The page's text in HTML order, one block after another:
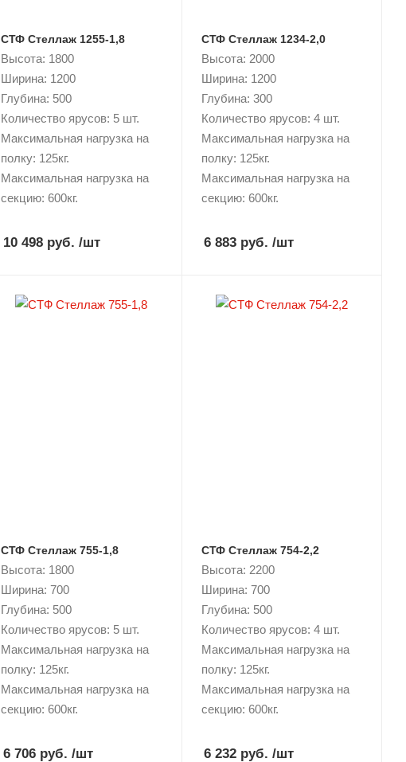
СТФ Стеллаж 1255-1,8
Высота: 1800
Ширина: 1200
Глубина: 500
Количество ярусов: 5 шт.
Максимальная нагрузка на
полку: 125кг.
Максимальная нагрузка на
секцию: 600кг.
10 498 руб. /шт
СТФ Стеллаж 1234-2,0
Высота: 2000
Ширина: 1200
Глубина: 300
Количество ярусов: 4 шт.
Максимальная нагрузка на
полку: 125кг.
Максимальная нагрузка на
секцию: 600кг.
6 883 руб. /шт
СТФ Стеллаж 755-1,8
Высота: 1800
Ширина: 700
Глубина: 500
Количество ярусов: 5 шт.
Максимальная нагрузка на
полку: 125кг.
Максимальная нагрузка на
секцию: 600кг.
6 706 руб. /шт
СТФ Стеллаж 754-2,2
Высота: 2200
Ширина: 700
Глубина: 500
Количество ярусов: 4 шт.
Максимальная нагрузка на
полку: 125кг.
Максимальная нагрузка на
секцию: 600кг.
6 232 руб. /шт